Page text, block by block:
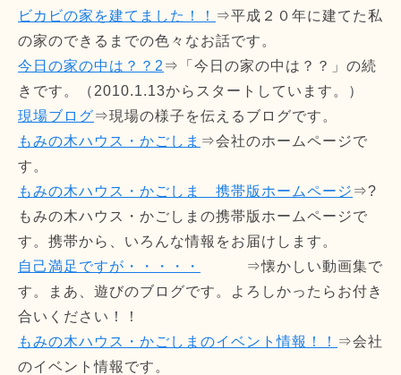
ビカビの家を建てました！！ ⇒平成２０年に建てた私
の家のできるまでの色々なお話です。
今日の家の中は？？2 ⇒「今日の家の中は？？」の続
きです。（2010.1.13からスタートしています。）
現場ブログ⇒現場の様子を伝えるブログです。
もみの木ハウス・かごしま ⇒会社のホームページで
す。
もみの木ハウス・かごしま 携帯版ホームページ ⇒?
もみの木ハウス・かごしまの携帯版ホームページで
す。携帯から、いろんな情報をお届けします。
自己満足ですが・・・・・
⇒懐かしい動画集で
す。まあ、遊びのブログです。よろしかったらお付き
合いください！！
もみの木ハウス・かごしまのイベント情報！！ ⇒会社
のイベント情報です。